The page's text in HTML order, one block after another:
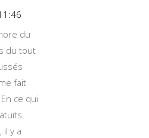
du
du tout
fait
ce qui
il y a